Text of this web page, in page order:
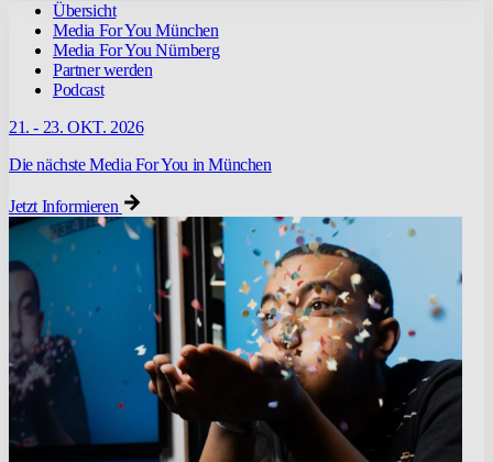
Übersicht
Media For You München
Media For You Nürnberg
Partner werden
Podcast
21. - 23. OKT. 2026
Die nächste Media For You in München
Jetzt Informieren